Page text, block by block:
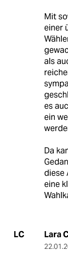
Mit
einer
als
es
ein
Da
diese
eine
LC Lara